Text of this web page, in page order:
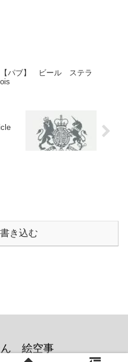
【パブ】 ビール ステラ
き込む
ん 絵空事